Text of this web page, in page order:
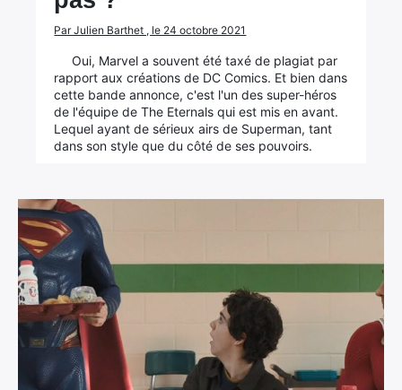
Par Julien Barthet , le 24 octobre 2021
Oui, Marvel a souvent été taxé de plagiat par
rapport aux créations de DC Comics. Et bien dans
cette bande annonce, c'est l'un des super-héros
de l'équipe de The Eternals qui est mis en avant.
Lequel ayant de sérieux airs de Superman, tant
dans son style que du côté de ses pouvoirs.